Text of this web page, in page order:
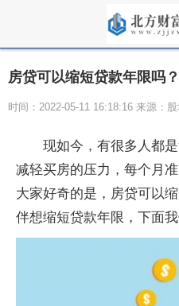
房贷可以缩短贷款年限吗
时间：2022-05-11 16:18:16 来源：股
现如今，有很多人都
减轻买房的压力，每个月
大家好奇的是，房贷可以
伴想缩短贷款年限，下面